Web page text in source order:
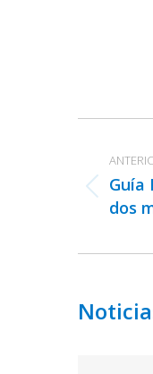
entre
Guía
dos
La